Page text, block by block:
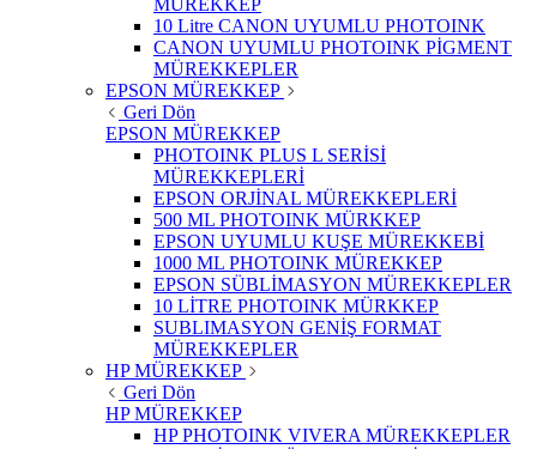
MÜREKKEP
10 Litre CANON UYUMLU PHOTOINK
CANON UYUMLU PHOTOINK PİGMENT
MÜREKKEPLER
EPSON MÜREKKEP
Geri Dön
EPSON MÜREKKEP
PHOTOINK PLUS L SERİSİ
MÜREKKEPLERİ
EPSON ORJİNAL MÜREKKEPLERİ
500 ML PHOTOINK MÜRKKEP
EPSON UYUMLU KUŞE MÜREKKEBİ
1000 ML PHOTOINK MÜREKKEP
EPSON SÜBLİMASYON MÜREKKEPLER
10 LİTRE PHOTOINK MÜRKKEP
SUBLIMASYON GENİŞ FORMAT
MÜREKKEPLER
HP MÜREKKEP
Geri Dön
HP MÜREKKEP
HP PHOTOINK VIVERA MÜREKKEPLER